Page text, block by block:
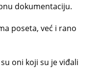
dokumentaciju.
poseta, već i rano
oni koji su je viđali